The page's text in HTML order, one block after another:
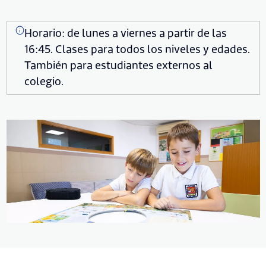
Horario: de lunes a viernes a partir de las
16:45. Clases para todos los niveles y edades.
También para estudiantes externos al
colegio.